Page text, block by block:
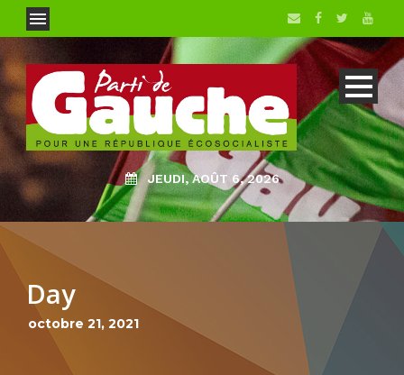
JEUDI, AOÛT 6, 2026
Day
octobre 21, 2021